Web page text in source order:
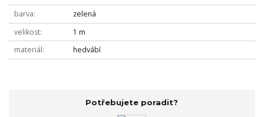
barva
zelená
velikost
1 m
materiál
hedvábí
Potřebujete poradit?